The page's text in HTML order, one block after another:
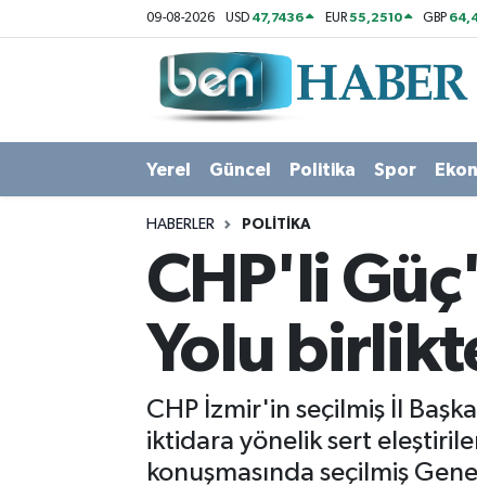
09-08-2026 USD 47,7436 EUR55,2510 GBP
Yerel Güncel Politika Spor
HABERLER POLITIKA
CHP'li
Yolu
CHP İzmir'in seçilmiş İl
iktidara yönelik sert
konuşmasında seçilmiş
Politika
Kültür Sanat
Hava Durumu
Süper Lig Puan Durumu ve Fikstür
Son Dakika Haberleri